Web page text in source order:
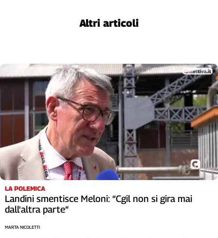
anni
Academy
Collettiva
Rubriche
Collettiva
Talk
La
settimana
Collettiva
Altri articoli
LA POLEMICA
Landini smentisce Meloni: “Cgil non si gira mai
dall'altra parte”
MARTA NICOLETTI